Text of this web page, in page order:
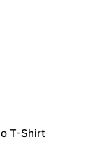
T-Shirt